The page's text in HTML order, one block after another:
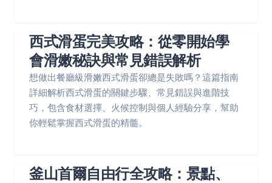
西式滑蛋完美攻略：從零開始學
會滑嫩秘訣與常見錯誤解析
想做出餐廳級滑嫩西式滑蛋卻總是失敗嗎？這篇指南
詳細解析西式滑蛋的關鍵步驟、常見錯誤與進階技
巧，包含食材選擇、火候控制與個人經驗分享，幫助
你輕鬆掌握西式滑蛋的精髓。
釜山首爾自由行全攻略：景點、